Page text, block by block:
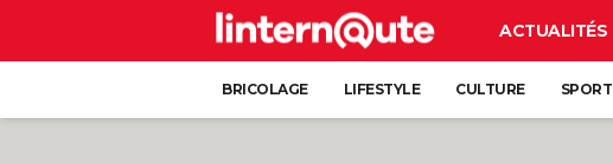
ACTUALITÉS
BRICOLAGE LIFESTYLE CULTURE SPORT